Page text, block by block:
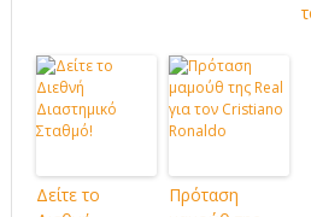
Δείτε το
Πρόταση